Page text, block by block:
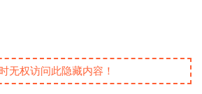
无权访问此隐藏内容！